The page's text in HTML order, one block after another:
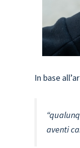
In base
aventi